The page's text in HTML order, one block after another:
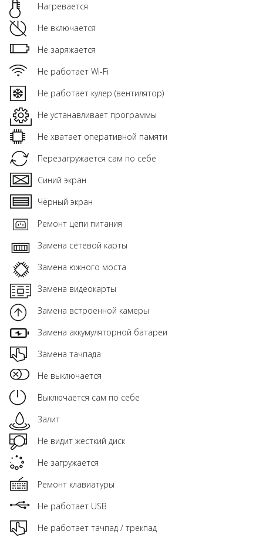
Нагревается
Не включается
Не заряжается
Не работает Wi-Fi
Не работает кулер (вентилятор)
Не устанавливает программы
Не хватает оперативной памяти
Перезагружается сам по себе
Синий экран
Чёрный экран
Ремонт цепи питания
Замена сетевой карты
Замена южного моста
Замена видеокарты
Замена встроенной камеры
Замена аккумуляторной батареи
Замена тачпада
Не выключается
Выключается сам по себе
Залит
Не видит жесткий диск
Не загружается
Ремонт клавиатуры
Не работает USB
Не работает тачпад / трекпад